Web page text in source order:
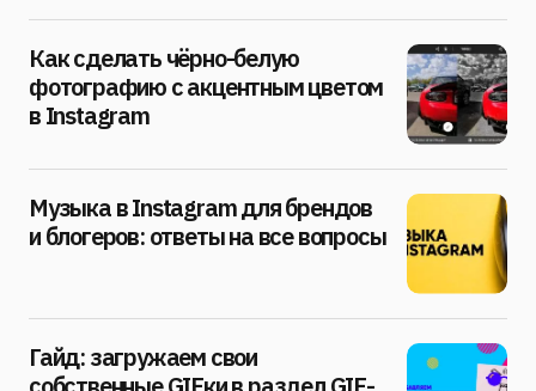
Как сделать чёрно-белую
фотографию с акцентным цветом
в Instagram
Музыка в Instagram для брендов
и блогеров: ответы на все вопросы
Гайд: загружаем свои